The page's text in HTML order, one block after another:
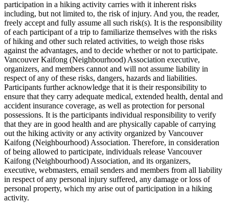
participation in a hiking activity carries with it inherent risks
including, but not limited to, the risk of injury. And you, the reader,
freely accept and fully assume all such risk(s). It is the responsibility
of each participant of a trip to familiarize themselves with the risks
of hiking and other such related activities, to weigh those risks
against the advantages, and to decide whether or not to participate.
Vancouver Kaifong (Neighbourhood) Association executive,
organizers, and members cannot and will not assume liability in
respect of any of these risks, dangers, hazards and liabilities.
Participants further acknowledge that it is their responsibility to
ensure that they carry adequate medical, extended health, dental and
accident insurance coverage, as well as protection for personal
possessions. It is the participants individual responsibility to verify
that they are in good health and are physically capable of carrying
out the hiking activity or any activity organized by Vancouver
Kaifong (Neighbourhood) Association. Therefore, in consideration
of being allowed to participate, individuals release Vancouver
Kaifong (Neighbourhood) Association, and its organizers,
executive, webmasters, email senders and members from all liability
in respect of any personal injury suffered, any damage or loss of
personal property, which my arise out of participation in a hiking
activity.